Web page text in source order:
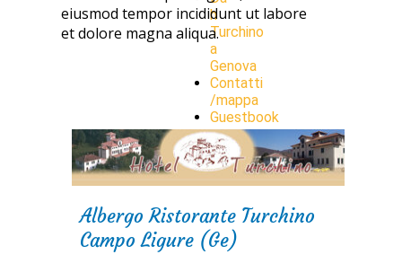
eiusmod tempor incididunt ut labore
et dolore magna aliqua.
h
Turchino
a
Genova
Contatti
/mappa
Guestbook
Albergo Ristorante Turchino
Campo Ligure (Ge)